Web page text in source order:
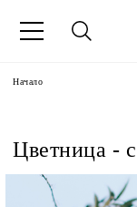
Начало
Цветница -